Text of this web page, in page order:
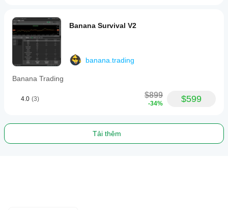
Banana Survival V2
banana.trading
Banana Trading
4.0 (3) $899
-34% $599
Tải thêm